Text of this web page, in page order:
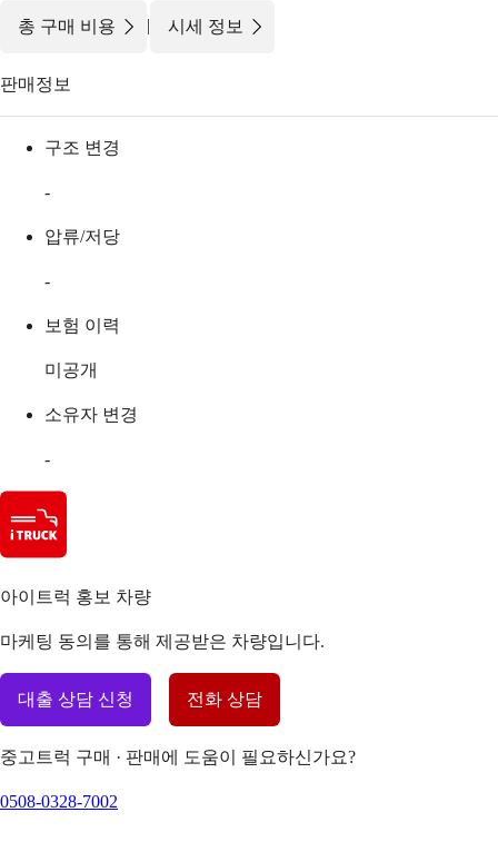
총 구매 비용 | 시세 정보
판매정보
구조 변경
-
압류/저당
-
보험 이력
미공개
소유자 변경
-
아이트럭 홍보 차량
마케팅 동의를 통해 제공받은 차량입니다.
대출 상담 신청 전화 상담
중고트럭 구매 · 판매에 도움이 필요하신가요?
0508-0328-7002